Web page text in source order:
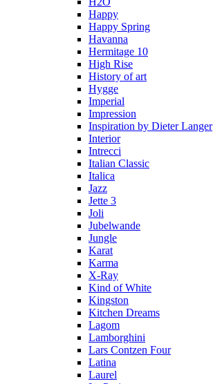
Happy
Happy Spring
Havanna
Hermitage 10
High Rise
History of art
Hygge
Imperial
Impression
Inspiration by Dieter Langer
Interior
Intrecci
Italian Classic
Italica
Jazz
Jette 3
Joli
Jubelwande
Jungle
Karat
Karma
Х-Ray
Kind of White
Kingston
Kitchen Dreams
Lagom
Lamborghini
Lars Contzen Four
Latina
Laurel